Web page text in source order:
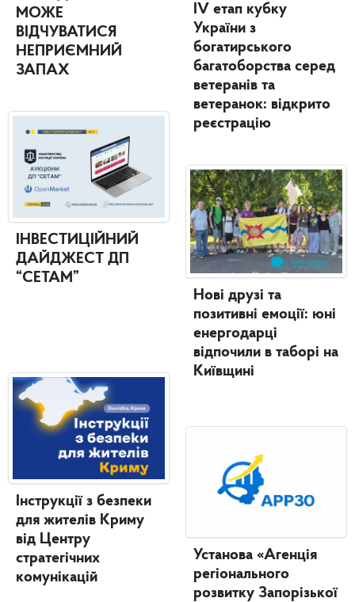
МОЖЕ
ВІДЧУВАТИСЯ
НЕПРИЄМНИЙ
ЗАПАХ
ІНВЕСТИЦІЙНИЙ
ДАЙДЖЕСТ ДП
“СЕТАМ”
Інструкції з безпеки
для жителів Криму
від Центру
стратегічних
комунікацій
IV етап кубку
України з
богатирського
багатоборства серед
ветеранів та
ветеранок: відкрито
реєстрацію
Нові друзі та
позитивні емоції: юні
енергодарці
відпочили в таборі на
Київщині
Установа «Агенція
регіонального
розвитку Запорізької